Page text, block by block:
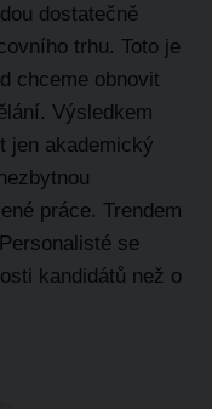
dostatečně
trhu. Toto je
chceme obnovit
Výsledkem
jen akademický
práce. Trendem
se
kandidátů než o